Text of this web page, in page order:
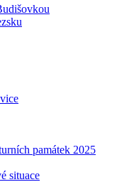
památek 2025
situace